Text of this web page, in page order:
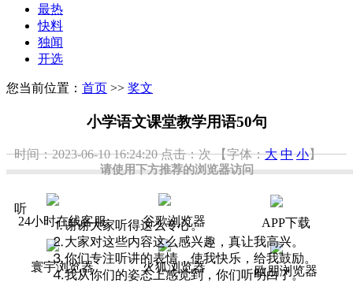
请使用下方推荐的浏览器访问
24小时在线客服 谷歌浏览器 APP下载
寰宇浏览器 火狐浏览器 欧朋浏览器
最热
快料
独闻
开选
您当前位置： 首页 >> 奖文
小学语文课堂教学用语50句
时间：2023-06-10 16:24:20点击：次 【字体：大 中 小】
听
⒈谢谢大家听得这么专心。
⒉大家对这些内容这么感兴趣，真让我高兴。
⒊你们专注听讲的表情，使我快乐，给我鼓励。
⒋我从你们的姿态上感觉到，你们听明白了。